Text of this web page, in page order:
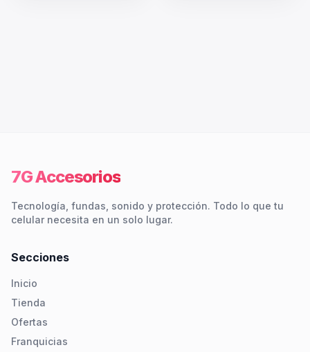
7G Accesorios
Tecnología, fundas, sonido y protección. Todo lo que tu
celular necesita en un solo lugar.
Secciones
Inicio
Tienda
Ofertas
Franquicias